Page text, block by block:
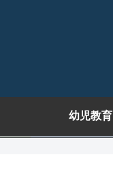
幼児教育